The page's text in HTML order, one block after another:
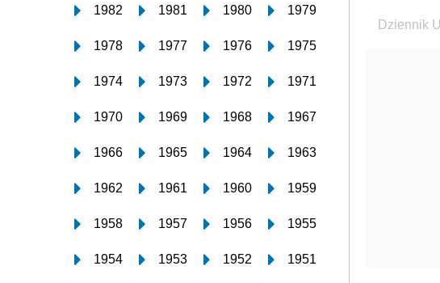
1982 1981 1980 1979
1978 1977 1976 1975
1974 1973 1972 1971
1970 1969 1968 1967
1966 1965 1964 1963
1962 1961 1960 1959
1958 1957 1956 1955
1954 1953 1952 1951
Dziennik